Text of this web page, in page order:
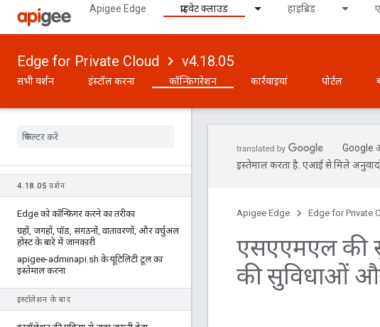
Apigee Edge प्राइवेट क्लाउड हाइब्रिड
Edge for Private Cloud v4.18.05
सभी वर्शन इंस्टॉल करना कॉन्फ़िगरेशन कार्रवाइयां पोर्टल
4.18.05 वर्शन
Edge को कॉन्फ़िगर करने का तरीका
ग्रहों, जगहों, पॉड, संगठनों, वातावरणों, और वर्चुअल
होस्ट के बारे में जानकारी
apigee-adminapi.sh के यूटिलिटी टूल का
इस्तेमाल करना
इंस्टॉलेशन के बाद
Google
इस्तेमाल करता है. एआई से मिले
Apigee Edge Edge for Private
एसएएमएल की
की सुविधाओं